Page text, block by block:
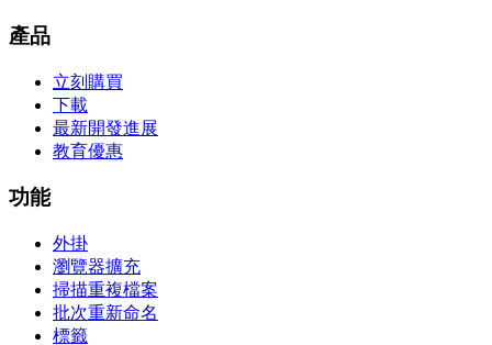
產品
立刻購買
下載
最新開發進展
教育優惠
功能
外掛
瀏覽器擴充
掃描重複檔案
批次重新命名
標籤